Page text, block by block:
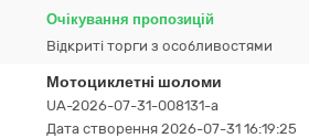
Очікування пропозицій
Відкриті торги з особливостями
Мотоциклетні шоломи
UA-2026-07-31-008131-a
Дата створення 2026-07-31 16:19:25